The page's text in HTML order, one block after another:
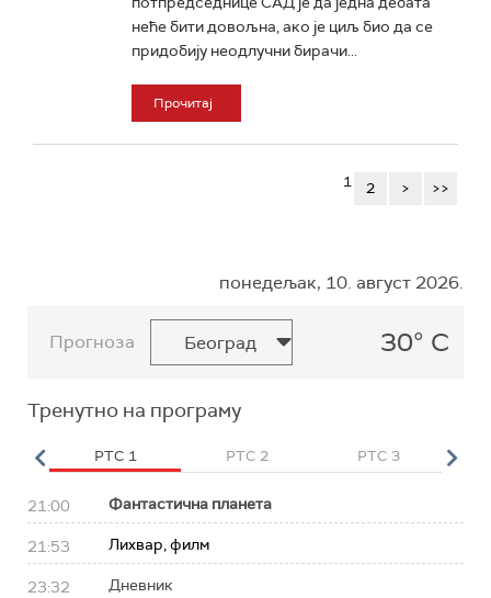
неће бити довољна, ако је циљ био да се
придобију неодлучни бирачи...
Прочитај
1 2 > >>
понедељак, 10. август 2026.
Прогноза 30° C
Тренутно на програму
РТС 1 РТС 2 РТС 3
21:00 Фантастична планета
21:53 Лихвар, филм
23:32 Дневник